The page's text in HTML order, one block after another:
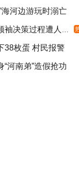
海河边游玩时溺亡
决策过程遭人利用
38枚蛋 村民报警
河南弟”造假抢功